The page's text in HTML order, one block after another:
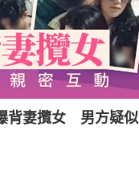
背妻攬女 男方疑似